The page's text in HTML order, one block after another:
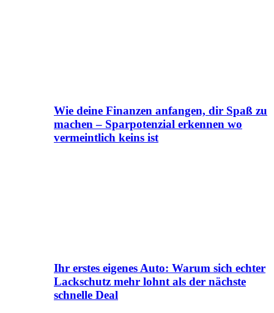
Wie deine Finanzen anfangen, dir Spaß zu
machen – Sparpotenzial erkennen wo
vermeintlich keins ist
Ihr erstes eigenes Auto: Warum sich echter
Lackschutz mehr lohnt als der nächste
schnelle Deal